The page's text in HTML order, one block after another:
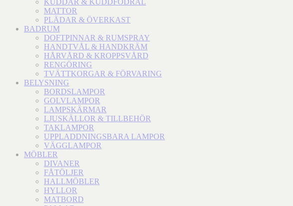
KUDDAR & KUDDFODRAL
MATTOR
PLÄDAR & ÖVERKAST
BADRUM
DOFTPINNAR & RUMSPRAY
HANDTVÅL & HANDKRÄM
HÅRVÅRD & KROPPSVÅRD
RENGÖRING
TVÄTTKORGAR & FÖRVARING
BELYSNING
BORDSLAMPOR
GOLVLAMPOR
LAMPSKÄRMAR
LJUSKÄLLOR & TILLBEHÖR
TAKLAMPOR
UPPLADDNINGSBARA LAMPOR
VÄGGLAMPOR
MÖBLER
DIVANER
FÅTÖLJER
HALLMÖBLER
HYLLOR
MATBORD